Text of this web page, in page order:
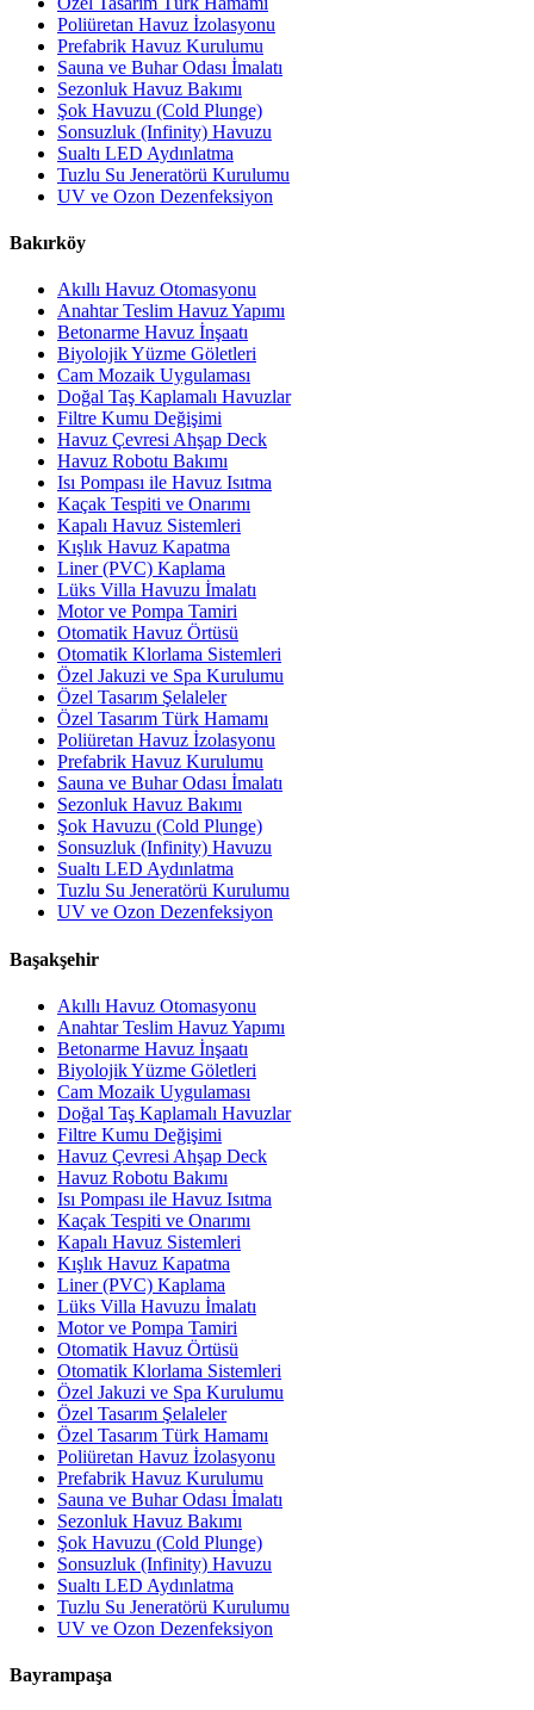
Poliüretan Havuz İzolasyonu
Prefabrik Havuz Kurulumu
Sauna ve Buhar Odası İmalatı
Sezonluk Havuz Bakımı
Şok Havuzu (Cold Plunge)
Sonsuzluk (Infinity) Havuzu
Sualtı LED Aydınlatma
Tuzlu Su Jeneratörü Kurulumu
UV ve Ozon Dezenfeksiyon
Bakırköy
Akıllı Havuz Otomasyonu
Anahtar Teslim Havuz Yapımı
Betonarme Havuz İnşaatı
Biyolojik Yüzme Göletleri
Cam Mozaik Uygulaması
Doğal Taş Kaplamalı Havuzlar
Filtre Kumu Değişimi
Havuz Çevresi Ahşap Deck
Havuz Robotu Bakımı
Isı Pompası ile Havuz Isıtma
Kaçak Tespiti ve Onarımı
Kapalı Havuz Sistemleri
Kışlık Havuz Kapatma
Liner (PVC) Kaplama
Lüks Villa Havuzu İmalatı
Motor ve Pompa Tamiri
Otomatik Havuz Örtüsü
Otomatik Klorlama Sistemleri
Özel Jakuzi ve Spa Kurulumu
Özel Tasarım Şelaleler
Özel Tasarım Türk Hamamı
Poliüretan Havuz İzolasyonu
Prefabrik Havuz Kurulumu
Sauna ve Buhar Odası İmalatı
Sezonluk Havuz Bakımı
Şok Havuzu (Cold Plunge)
Sonsuzluk (Infinity) Havuzu
Sualtı LED Aydınlatma
Tuzlu Su Jeneratörü Kurulumu
UV ve Ozon Dezenfeksiyon
Başakşehir
Akıllı Havuz Otomasyonu
Anahtar Teslim Havuz Yapımı
Betonarme Havuz İnşaatı
Biyolojik Yüzme Göletleri
Cam Mozaik Uygulaması
Doğal Taş Kaplamalı Havuzlar
Filtre Kumu Değişimi
Havuz Çevresi Ahşap Deck
Havuz Robotu Bakımı
Isı Pompası ile Havuz Isıtma
Kaçak Tespiti ve Onarımı
Kapalı Havuz Sistemleri
Kışlık Havuz Kapatma
Liner (PVC) Kaplama
Lüks Villa Havuzu İmalatı
Motor ve Pompa Tamiri
Otomatik Havuz Örtüsü
Otomatik Klorlama Sistemleri
Özel Jakuzi ve Spa Kurulumu
Özel Tasarım Şelaleler
Özel Tasarım Türk Hamamı
Poliüretan Havuz İzolasyonu
Prefabrik Havuz Kurulumu
Sauna ve Buhar Odası İmalatı
Sezonluk Havuz Bakımı
Şok Havuzu (Cold Plunge)
Sonsuzluk (Infinity) Havuzu
Sualtı LED Aydınlatma
Tuzlu Su Jeneratörü Kurulumu
UV ve Ozon Dezenfeksiyon
Bayrampaşa